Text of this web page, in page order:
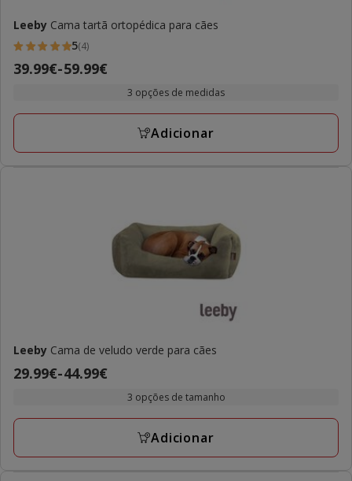
Leeby Cama tartã ortopédica para cães
5
estrelas
4
5(4)
Preço
a
59.99€
39.99€-59.99€
3 opções de medidas
Adicionar
Leeby Cama de veludo verde para cães
Preço
a
44.99€
29.99€-44.99€
3 opções de tamanho
Adicionar